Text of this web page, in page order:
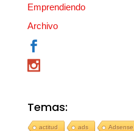
Emprendiendo
Archivo
Temas:
actitud ads Adsense